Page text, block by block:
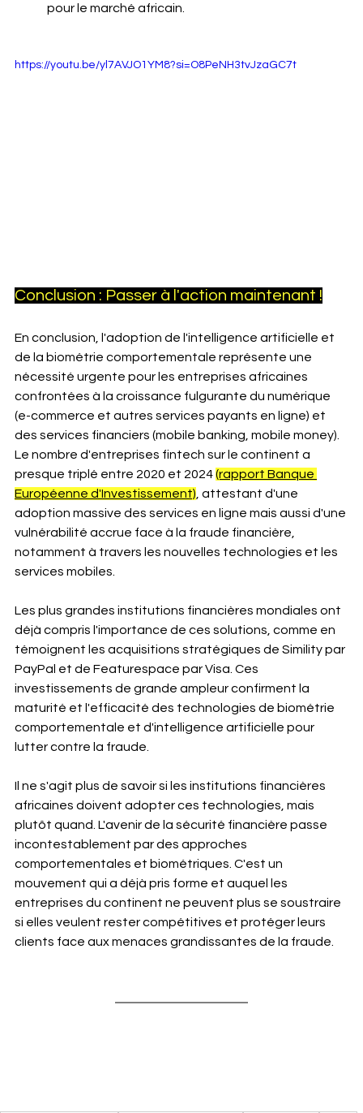
pour le marché africain.
https://youtu.be/yl7AVJO1YM8?si=O8PeNH3tvJzaGC7t
Conclusion : Passer à l'action maintenant !
En conclusion, l'adoption de l'intelligence artificielle et
de la biométrie comportementale représente une
nécessité urgente pour les entreprises africaines
confrontées à la croissance fulgurante du numérique
(e-commerce et autres services payants en ligne) et
des services financiers (mobile banking, mobile money).
Le nombre d'entreprises fintech sur le continent a
presque triplé entre 2020 et 2024 (rapport Banque
Européenne d'Investissement) , attestant d'une
adoption massive des services en ligne mais aussi d'une
vulnérabilité accrue face à la fraude financière,
notamment à travers les nouvelles technologies et les
services mobiles.
Les plus grandes institutions financières mondiales ont
déjà compris l'importance de ces solutions, comme en
témoignent les acquisitions stratégiques de Simility par
PayPal et de Featurespace par Visa. Ces
investissements de grande ampleur confirment la
maturité et l'efficacité des technologies de biométrie
comportementale et d'intelligence artificielle pour
lutter contre la fraude.
Il ne s'agit plus de savoir si les institutions financières
africaines doivent adopter ces technologies, mais
plutôt quand. L'avenir de la sécurité financière passe
incontestablement par des approches
comportementales et biométriques. C'est un
mouvement qui a déjà pris forme et auquel les
entreprises du continent ne peuvent plus se soustraire
si elles veulent rester compétitives et protéger leurs
clients face aux menaces grandissantes de la fraude.